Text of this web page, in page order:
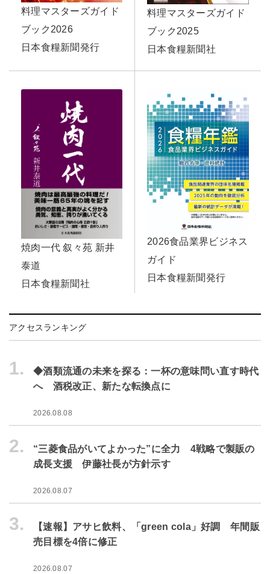
料理マスターズガイド
ブック2026
日本食糧新聞発行
料理マスターズガイド
ブック2025
日本食糧新聞社
焼肉一代 叙々苑 新井
泰道
日本食糧新聞社
2026食品業界ビジネス
ガイド
日本食糧新聞発行
アクセスランキング
1.
◆酒類流通の未来を探る：一杯の意味問い直す時代
へ 酒税改正、新たな転換点に
2026.08.08
2.
“三菱食品がいてよかった”に全力 4戦略で製販の
成長支援 伊藤社長が方針示す
2026.08.07
3.
【速報】アサヒ飲料、「green cola」好調 年間販
売目標を4倍に修正
2026.08.07